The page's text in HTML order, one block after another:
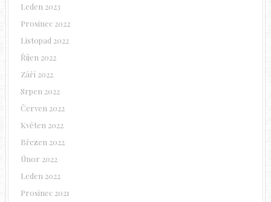
Leden 2023
Prosinec 2022
Listopad 2022
Říjen 2022
Září 2022
Srpen 2022
Červen 2022
Květen 2022
Březen 2022
Únor 2022
Leden 2022
Prosinec 2021